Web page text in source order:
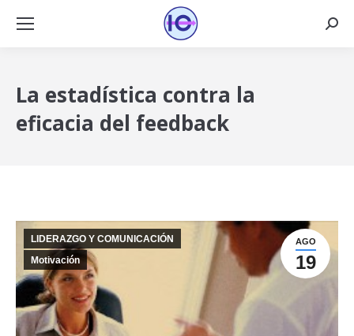
La estadística contra la
eficacia del feedback
AGO
19
LIDERAZGO Y COMUNICACIÓN
Motivación